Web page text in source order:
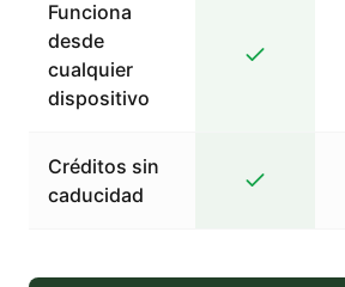
Funciona
desde
cualquier
dispositivo
Créditos sin
caducidad